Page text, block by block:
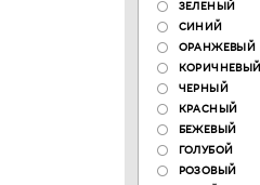
ЗЕЛЕНЫЙ
СИНИЙ
ОРАНЖЕВЫЙ
КОРИЧНЕВЫЙ
ЧЕРНЫЙ
КРАСНЫЙ
БЕЖЕВЫЙ
ГОЛУБОЙ
РОЗОВЫЙ